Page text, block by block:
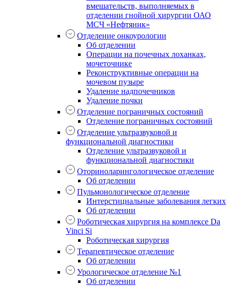
вмешательств, выполняемых в
отделении гнойной хирургии ОАО
МСЧ «Нефтяник»
Отделение онкоурологии
Об отделении
Операции на почечных лоханках,
мочеточнике
Реконструктивные операции на
мочевом пузыре
Удаление надпочечников
Удаление почки
Отделение пограничных состояний
Отделение пограничных состояний
Отделение ультразвуковой и
функциональной диагностики
Отделение ультразвуковой и
функциональной диагностики
Оториноларингологическое отделение
Об отделении
Пульмонологическое отделение
Интерстициальные заболевания легких
Об отделении
Роботическая хирургия на комплексе Da
Vinci Si
Роботическая хирургия
Терапевтическое отделение
Об отделении
Урологическое отделение №1
Об отделении